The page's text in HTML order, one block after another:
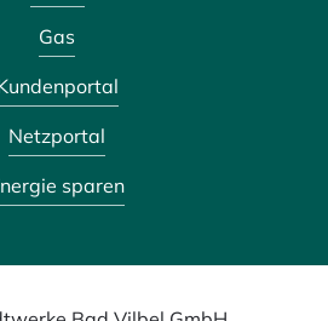
Gas
Netzportal
sparen